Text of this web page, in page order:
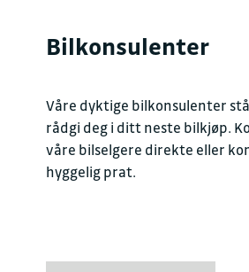
Bilkonsulenter
Våre dyktige bilkonsulenter
rådgi deg i ditt neste bilkjøp.
våre bilselgere direkte eller
hyggelig prat.